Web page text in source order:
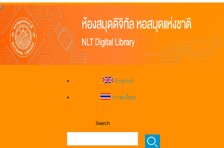
English
ภาษาไทย
Search